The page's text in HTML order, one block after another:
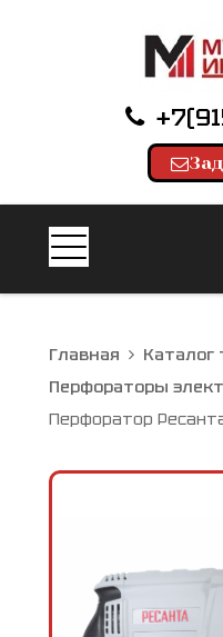
Главная
Каталог
Перфораторы
Перфоратор